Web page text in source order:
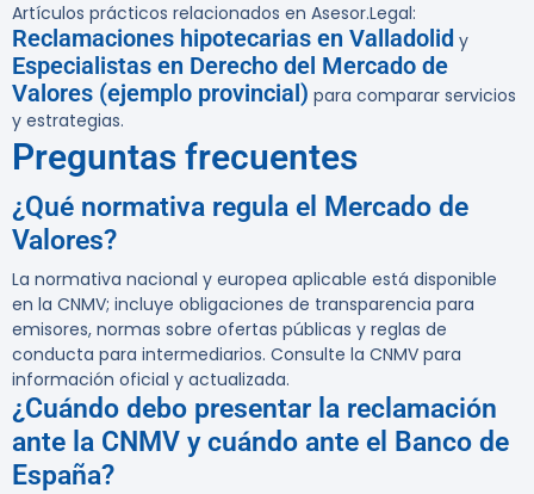
Artículos prácticos relacionados en Asesor.Legal:
Reclamaciones hipotecarias en Valladolid y
Especialistas en Derecho del Mercado de
Valores (ejemplo provincial) para comparar servicios
y estrategias.
Preguntas frecuentes
¿Qué normativa regula el Mercado de
Valores?
La normativa nacional y europea aplicable está disponible
en la CNMV; incluye obligaciones de transparencia para
emisores, normas sobre ofertas públicas y reglas de
conducta para intermediarios. Consulte la CNMV para
información oficial y actualizada.
¿Cuándo debo presentar la reclamación
ante la CNMV y cuándo ante el Banco de
España?